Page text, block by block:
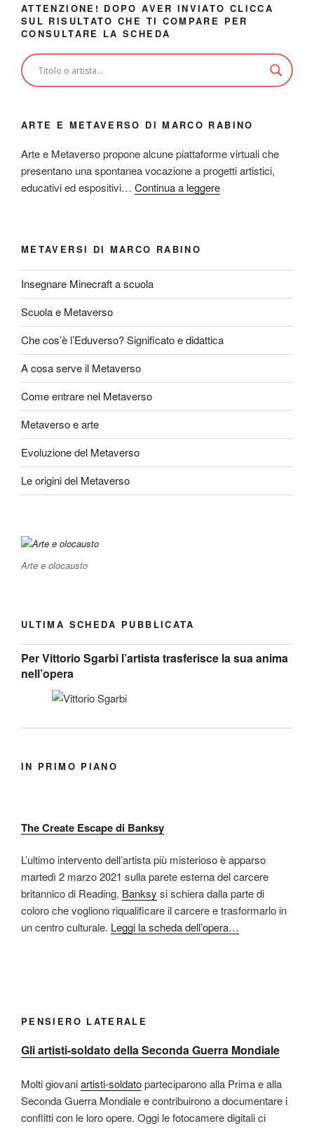
ATTENZIONE! DOPO AVER INVIATO CLICCA
SUL RISULTATO CHE TI COMPARE PER
CONSULTARE LA SCHEDA
ARTE E METAVERSO DI MARCO RABINO
Arte e Metaverso propone alcune piattaforme virtuali che
presentano una spontanea vocazione a progetti artistici,
educativi ed espositivi… Continua a leggere
METAVERSI DI MARCO RABINO
Insegnare Minecraft a scuola
Scuola e Metaverso
Che cos’è l’Eduverso? Significato e didattica
A cosa serve il Metaverso
Come entrare nel Metaverso
Metaverso e arte
Evoluzione del Metaverso
Le origini del Metaverso
Arte e olocausto
ULTIMA SCHEDA PUBBLICATA
Per Vittorio Sgarbi l’artista trasferisce la sua anima
nell’opera
IN PRIMO PIANO
The Create Escape di Banksy
L’ultimo intervento dell’artista più misterioso è apparso
martedì 2 marzo 2021 sulla parete esterna del carcere
britannico di Reading. Banksy si schiera dalla parte di
coloro che vogliono riqualificare il carcere e trasformarlo in
un centro culturale. Leggi la scheda dell’opera…
PENSIERO LATERALE
Gli artisti-soldato della Seconda Guerra Mondiale
Molti giovaniartisti-soldatoparteciparono alla Prima e alla
Seconda Guerra Mondiale e contribuirono a documentare i
conflitti con le loro opere. Oggi le fotocamere digitali ci